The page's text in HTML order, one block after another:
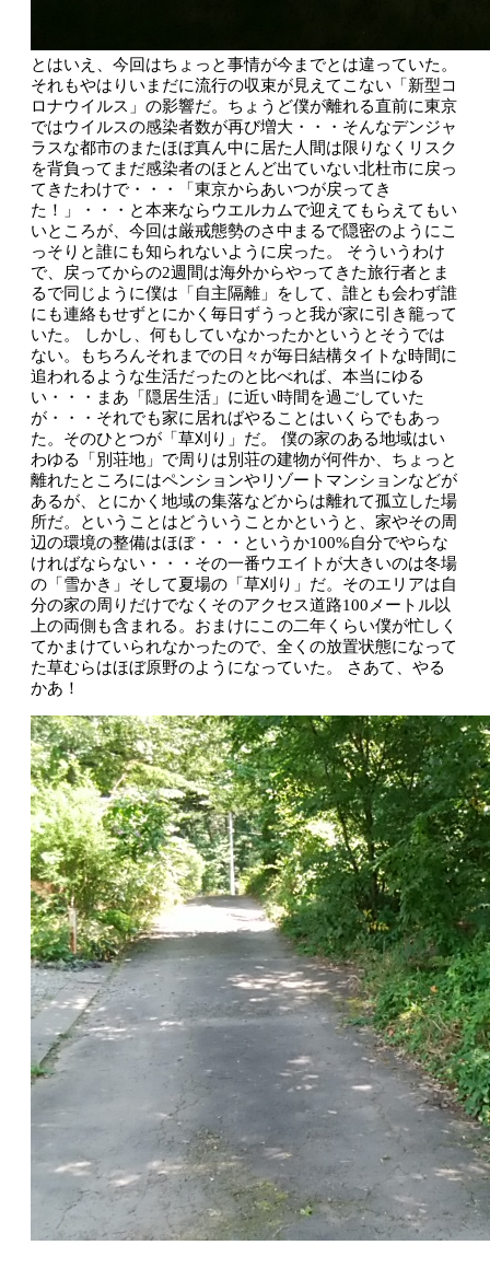
とはいえ、今回はちょっと事情が今までとは違っていた。
それもやはりいまだに流行の収束が見えてこない「新型コ
ロナウイルス」の影響だ。ちょうど僕が離れる直前に東京
ではウイルスの感染者数が再び増大・・・そんなデンジャ
ラスな都市のまたほぼ真ん中に居た人間は限りなくリスク
を背負ってまだ感染者のほとんど出ていない北杜市に戻っ
てきたわけで・・・「東京からあいつが戻ってき
た！」・・・と本来ならウエルカムで迎えてもらえてもい
いところが、今回は厳戒態勢のさ中まるで隠密のようにこ
っそりと誰にも知られないように戻った。
そういうわけ
で、戻ってからの2週間は海外からやってきた旅行者とま
るで同じように僕は「自主隔離」をして、誰とも会わず誰
にも連絡もせずとにかく毎日ずうっと我が家に引き籠って
いた。
しかし、何もしていなかったかというとそうでは
ない。もちろんそれまでの日々が毎日結構タイトな時間に
追われるような生活だったのと比べれば、本当にゆる
い・・・まあ「隠居生活」に近い時間を過ごしていた
が・・・それでも家に居ればやることはいくらでもあっ
た。そのひとつが「草刈り」だ。
僕の家のある地域はい
わゆる「別荘地」で周りは別荘の建物が何件か、ちょっと
離れたところにはペンションやリゾートマンションなどが
あるが、とにかく地域の集落などからは離れて孤立した場
所だ。ということはどういうことかというと、家やその周
辺の環境の整備はほぼ・・・というか100%自分でやらな
ければならない・・・その一番ウエイトが大きいのは冬場
の「雪かき」そして夏場の「草刈り」だ。そのエリアは自
分の家の周りだけでなくそのアクセス道路100メートル以
上の両側も含まれる。おまけにこの二年くらい僕が忙しく
てかまけていられなかったので、全くの放置状態になって
た草むらはほぼ原野のようになっていた。
さあて、やる
かあ！